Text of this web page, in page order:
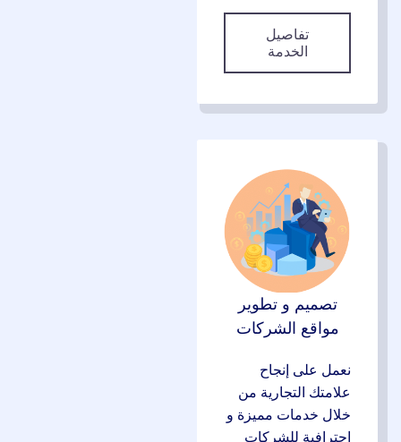
تفاصيل
الخدمة
تصميم و تطوير
مواقع الشركات
نعمل على إنجاح
علامتك التجارية من
خلال خدمات مميزة و
احترافية للشركات